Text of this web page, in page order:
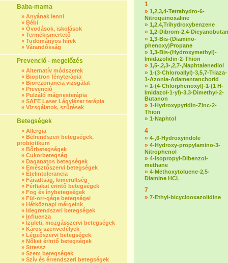
Baba-mama
» Anyának lenni
» Bébi
» Óvodások, iskolások
» Termékismertető
» Tudományos hírek
» Várandósság
Prevenció - megelőzés
» Alternatív módszerek
» Bioptron fényterápia
» Biorezonancia vizsgálat
» Prevenció
» Pulzáló mágnesterápia
» SAFE Laser Lágylézer terápia
» Vizsgálatok, szűrések
Betegségek
» Allergia
» Bélrendszeri betegségek,
probiotikum
» Bőrbetegségek
» Cukorbetegség
» Daganatos betegségek
» Emésztőszervi betegségek
» Ételintolerancia
» Fáradtság, kimerültség
» Férfiakat érintő betegségek
» Fog és ínybetegségek
» Fül-orr-gége betegségei
» Hétköznapi mérgeink
» Idegrendszeri betegségek
» Influenza
» Ízületi, mozgásszervi betegségek
» Káros szenvedélyek
» Légzőszervi betegségek
» Nőket érintő betegségek
» Stressz
» Szem betegségek
» Szív és érrendszeri betegségek
1
» 1,2,3,4-Tetrahydro-6-
Nitroquinoxaline
» 1,2,4,Trihydroxybenzene
» 1,2-Dibrom-2,4-Dicyanobutan
» 1,3-Bis-(Diamino-
phenoxy)Propane
» 1,3-Bis-(Hydroxymethyl)-
Imidazolidin-2-Thion
» 1,5-,2,3-,2,7-,Naphtalenediol
» 1-(3-Chloroallyl)-3,5,7-Triaza-
1-Azonia-Adamentanchorid
» 1-(4-Chlorphenoxyl)-1-(1 H-
Imidazol-1-yl)-3,3-Dimethyl-2-
Butanon
» 1-Hydroxypyridin-Zinc-2-
Thion
» 1-Naphtol
4
» 4-,6-Hydroxyindole
» 4-Hydroxy-propylamino-3-
Nitrophenol
» 4-Isopropyl-Dibenzol-
methane
» 4-Methoxytoluene-2,5-
Diamine HCL
7
» 7-Ethyl-bicyclooxazolidine